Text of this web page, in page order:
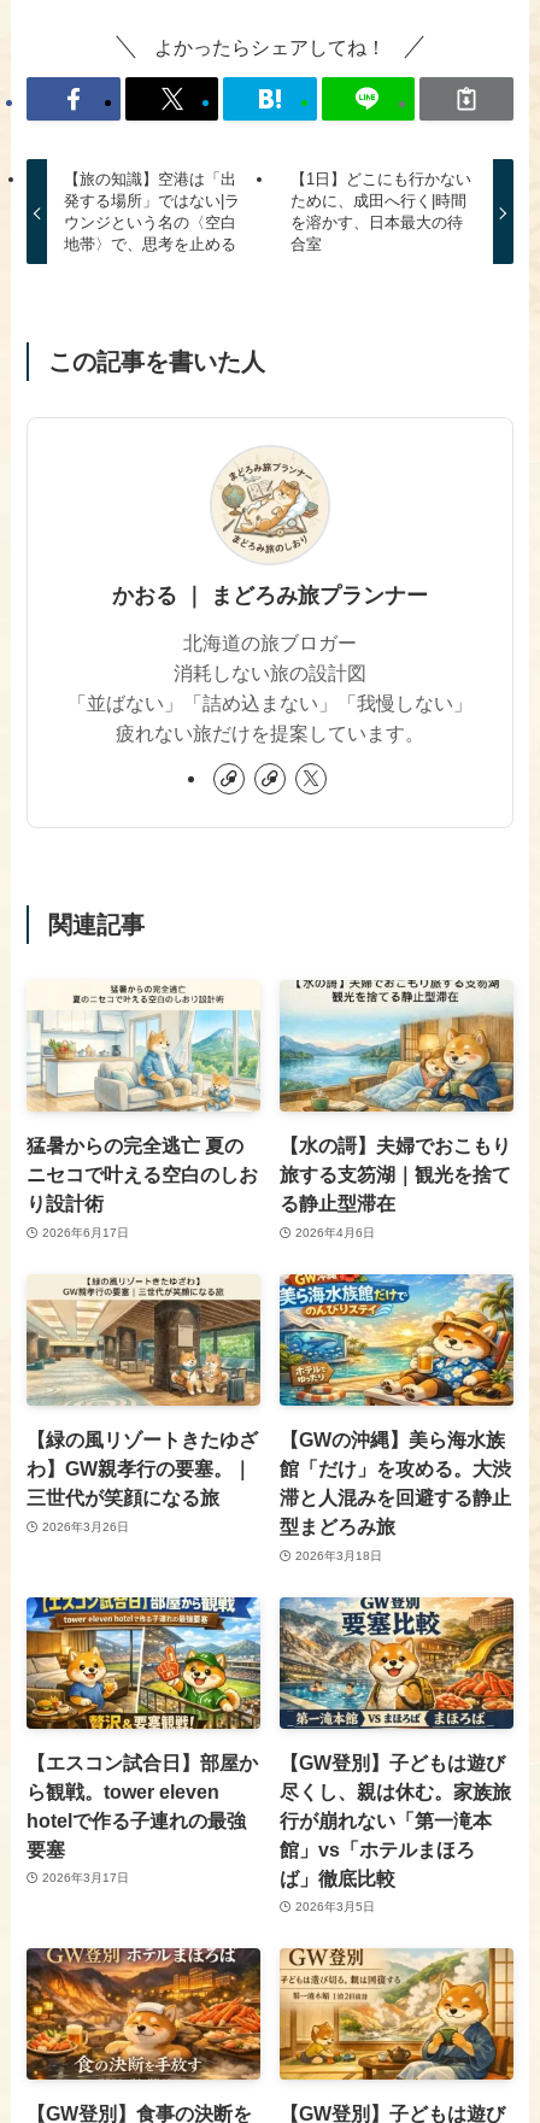
よかったらシェアしてね！
【旅の知識】空港は「出
発する場所」ではない|ラ
ウンジという名の〈空白
地帯〉で、思考を止める
【1日】どこにも行かない
ために、成田へ行く|時間
を溶かす、日本最大の待
合室
この記事を書いた人
かおる ｜ まどろみ旅プランナー
北海道の旅ブロガー
消耗しない旅の設計図
「並ばない」「詰め込まない」「我慢しない」
疲れない旅だけを提案しています。
関連記事
猛暑からの完全逃亡 夏の
ニセコで叶える空白のしお
り設計術
2026年6月17日
【水の謌】夫婦でおこもり
旅する支笏湖｜観光を捨て
る静止型滞在
2026年4月6日
【緑の風リゾートきたゆざ
わ】GW親孝行の要塞。｜
三世代が笑顔になる旅
2026年3月26日
【GWの沖縄】美ら海水族
館「だけ」を攻める。大渋
滞と人混みを回避する静止
型まどろみ旅
2026年3月18日
【エスコン試合日】部屋か
ら観戦。tower eleven
hotelで作る子連れの最強
要塞
2026年3月17日
【GW登別】子どもは遊び
尽くし、親は休む。家族旅
行が崩れない「第一滝本
館」vs「ホテルまほろ
ば」徹底比較
2026年3月5日
【GW登別】食事の決断を 【GW登別】子どもは遊び